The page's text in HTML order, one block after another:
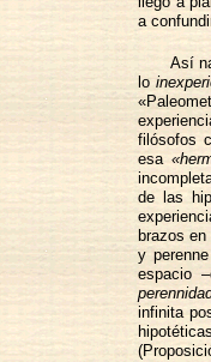
a
Así
lo
filósofos
esa
de las
brazos
y
espacio
infinita